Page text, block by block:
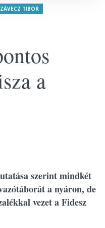
ZÁVECZ TIBOR
a
szerint mindkét
a nyáron, de
vezet a Fidesz